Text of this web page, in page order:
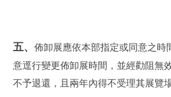
五、佈卸展應依本部指定或同意之時
意逕行變更佈卸展時間，並經勸阻無
不予退還，且兩年內得不受理其展覽